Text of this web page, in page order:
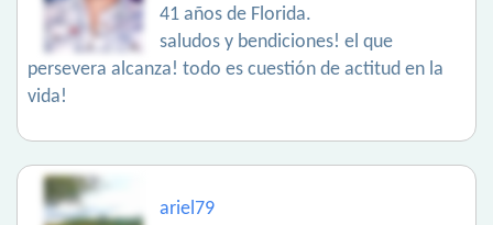
41 años de Florida.
saludos y bendiciones! el que
persevera alcanza! todo es cuestión de actitud en la
vida!
ariel79